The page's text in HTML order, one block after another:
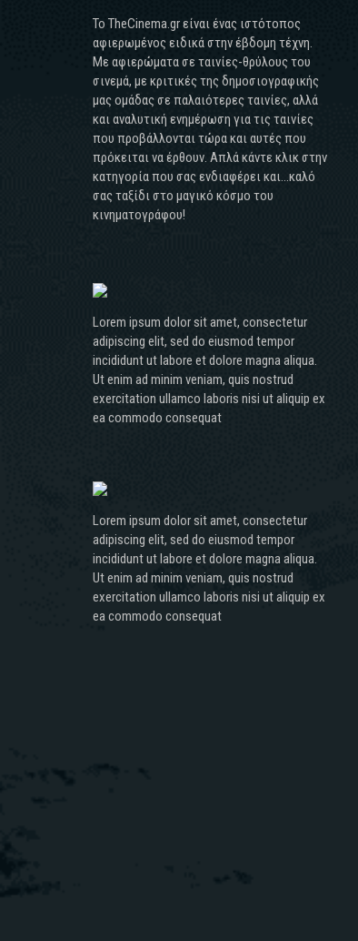
Το TheCinema.gr είναι ένας ιστότοπος
αφιερωμένος ειδικά στην έβδομη τέχνη.
Με αφιερώματα σε ταινίες-θρύλους του
σινεμά, με κριτικές της δημοσιογραφικής
μας ομάδας σε παλαιότερες ταινίες, αλλά
και αναλυτική ενημέρωση για τις ταινίες
που προβάλλονται τώρα και αυτές που
πρόκειται να έρθουν. Απλά κάντε κλικ στην
κατηγορία που σας ενδιαφέρει και...καλό
σας ταξίδι στο μαγικό κόσμο του
κινηματογράφου!
Lorem ipsum dolor sit amet, consectetur
adipiscing elit, sed do eiusmod tempor
incididunt ut labore et dolore magna aliqua.
Ut enim ad minim veniam, quis nostrud
exercitation ullamco laboris nisi ut aliquip ex
ea commodo consequat
Lorem ipsum dolor sit amet, consectetur
adipiscing elit, sed do eiusmod tempor
incididunt ut labore et dolore magna aliqua.
Ut enim ad minim veniam, quis nostrud
exercitation ullamco laboris nisi ut aliquip ex
ea commodo consequat